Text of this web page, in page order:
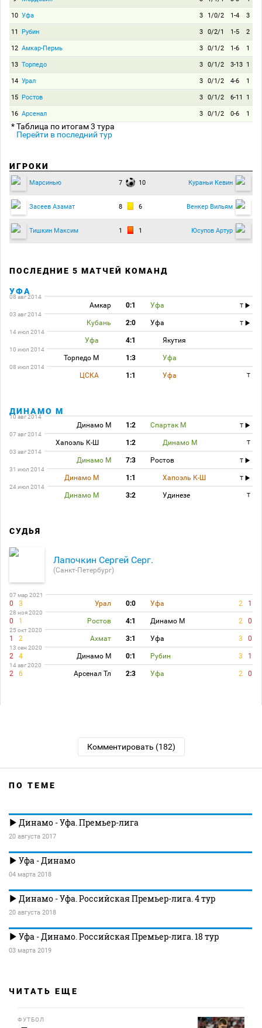
10 Уфа 3 1/0/2 1-4 3
11 Рубин 3 0/2/1 1-5 2
12 Амкар-Пермь 3 0/1/2 1-6 1
13 Торпедо 3 0/1/2 3-13 1
14 Урал 3 0/1/2 4-6 1
15 Ростов 3 0/1/2 6-11 1
16 Арсенал 3 0/1/2 0-6 1
* Таблица по итогам 3 тура
Перейти в последний тур
ИГРОКИ
Марсинью 7 10 Кураньи Кевин
Засеев Азамат 8 6 Венкер Вильям
Тишкин Максим 1 1 Юсупов Артур
ПОСЛЕДНИЕ 5 МАТЧЕЙ КОМАНД
УФА
08 авг 2014
Амкар 0:1 Уфа
T
03 авг 2014
Кубань 2:0 Уфа
T
14 июл 2014
Уфа 4:1 Якутия
10 июл 2014
Торпедо М 1:3 Уфа
08 июл 2014
ЦСКА 1:1 Уфа T
ДИНАМО М
10 авг 2014
Динамо М 1:2 Спартак М
T
07 авг 2014
Хапоэль К-Ш 1:2 Динамо М
T
03 авг 2014
Динамо М 7:3 Ростов
T
31 июл 2014
Динамо М 1:1 Хапоэль К-Ш
T
24 июл 2014
Динамо М 3:2 Удинезе T
СУДЬЯ
Лапочкин Сергей Серг.
(Санкт-Петербург)
07 мар 2021
0 3 Урал 0:0 Уфа 2 1
28 ноя 2020
0 1 Ростов 4:1 Динамо М 2 0
25 окт 2020
1 2 Ахмат 3:1 Уфа 3 0
13 сен 2020
2 4 Динамо М 0:1 Рубин 3 1
14 авг 2020
2 6 Арсенал Тл 2:3 Уфа 2 0
Комментировать (182)
ПО ТЕМЕ
Динамо - Уфа. Премьер-лига
20 августа 2017
Уфа - Динамо
04 марта 2018
Динамо - Уфа. Российская Премьер-лига. 4 тур
20 августа 2018
Уфа - Динамо. Российская Премьер-лига. 18 тур
03 марта 2019
ЧИТАТЬ ЕЩЕ
ФУТБОЛ